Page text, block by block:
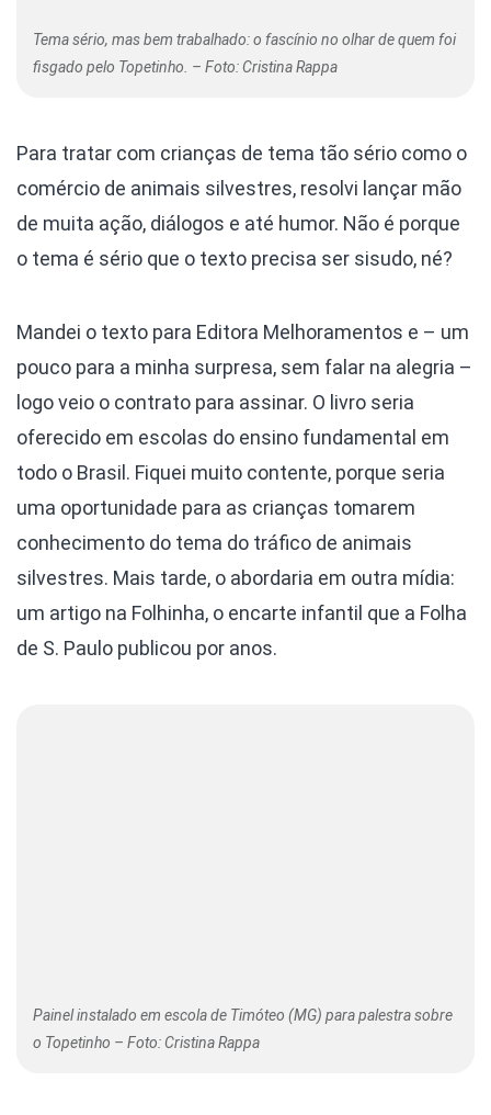
Tema sério, mas bem trabalhado: o fascínio no olhar de quem foi
fisgado pelo Topetinho. – Foto: Cristina Rappa
Para tratar com crianças de tema tão sério como o
comércio de animais silvestres, resolvi lançar mão
de muita ação, diálogos e até humor. Não é porque
o tema é sério que o texto precisa ser sisudo, né?
Mandei o texto para Editora Melhoramentos e – um
pouco para a minha surpresa, sem falar na alegria –
logo veio o contrato para assinar. O livro seria
oferecido em escolas do ensino fundamental em
todo o Brasil. Fiquei muito contente, porque seria
uma oportunidade para as crianças tomarem
conhecimento do tema do tráfico de animais
silvestres. Mais tarde, o abordaria em outra mídia:
um artigo na Folhinha, o encarte infantil que a Folha
de S. Paulo publicou por anos.
Painel instalado em escola de Timóteo (MG) para palestra sobre
o Topetinho – Foto: Cristina Rappa